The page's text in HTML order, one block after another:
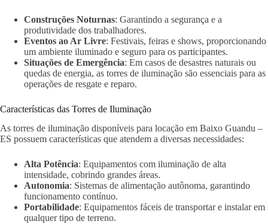
Construções Noturnas: Garantindo a segurança e a
produtividade dos trabalhadores.
Eventos ao Ar Livre: Festivais, feiras e shows, proporcionando
um ambiente iluminado e seguro para os participantes.
Situações de Emergência: Em casos de desastres naturais ou
quedas de energia, as torres de iluminação são essenciais para as
operações de resgate e reparo.
Características das Torres de Iluminação
As torres de iluminação disponíveis para locação em Baixo Guandu –
ES possuem características que atendem a diversas necessidades:
Alta Potência: Equipamentos com iluminação de alta
intensidade, cobrindo grandes áreas.
Autonomia: Sistemas de alimentação autônoma, garantindo
funcionamento contínuo.
Portabilidade: Equipamentos fáceis de transportar e instalar em
qualquer tipo de terreno.